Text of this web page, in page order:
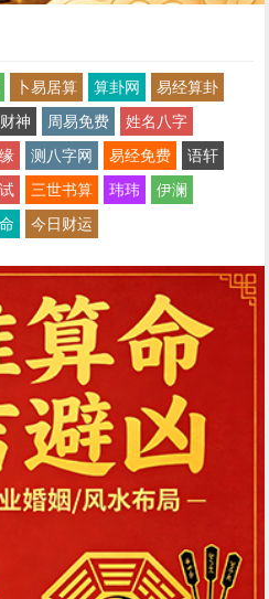
卜易居算 算卦网
易经算卦
神 周易免费
姓名八字
测八字网 易经免费
语轩
三世书算 玮玮
伊澜
今日财运